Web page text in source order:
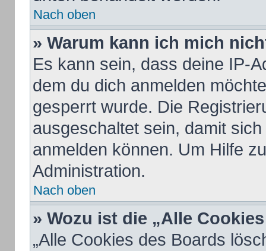
Nach oben
» Warum kann ich mich
Es kann sein, dass deine IP-
dem du dich anmelden
gesperrt wurde. Die
ausgeschaltet sein, damit
anmelden können. Um Hilfe
Administration.
Nach oben
» Wozu ist die „Alle
„Alle Cookies des Boards